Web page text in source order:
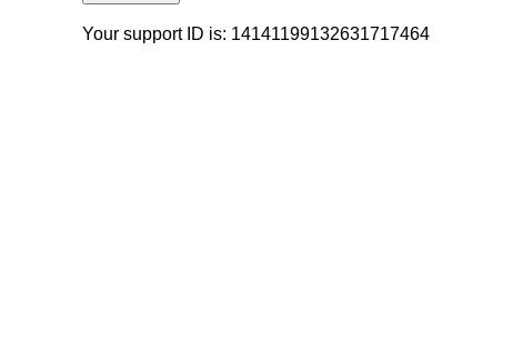
Your support ID is: 14141199132631717464